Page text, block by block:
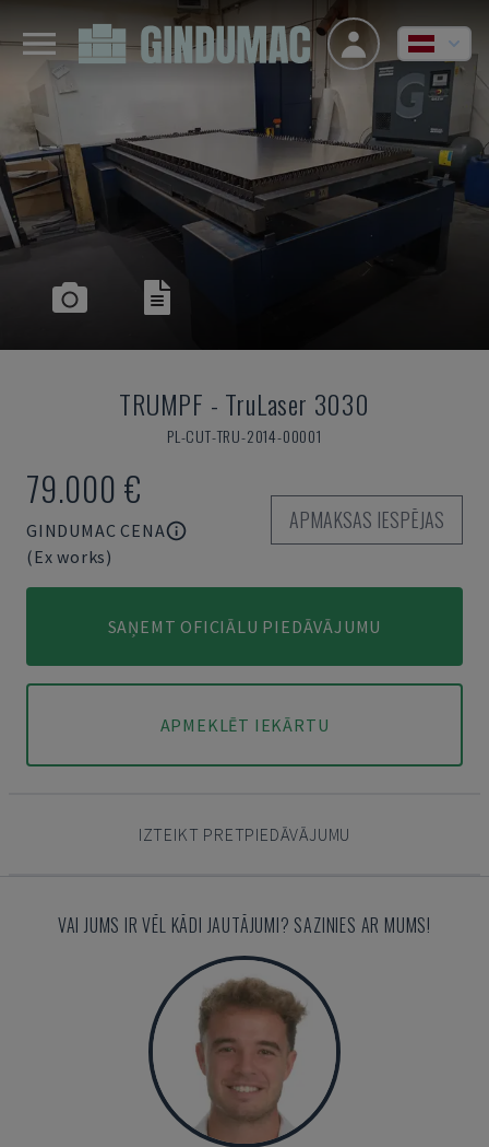
TRUMPF - TruLaser 3030
PL-CUT-TRU-2014-00001
79.000 €
GINDUMAC CENA
(Ex works)
APMAKSAS IESPĒJAS
SAŅEMT OFICIĀLU PIEDĀVĀJUMU
APMEKLĒT IEKĀRTU
IZTEIKT PRETPIEDĀVĀJUMU
VAI JUMS IR VĒL KĀDI JAUTĀJUMI? SAZINIES AR MUMS!